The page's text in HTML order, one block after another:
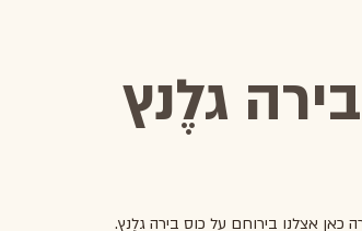
גלֶנץ
אצלנו בירוחם על כוס בירה גלֶנץ.